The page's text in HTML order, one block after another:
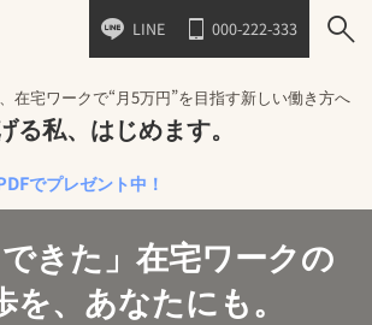
LINE 000-222-333
在宅ワークで“月5万円”を目指す新しい働き方へ
る私、はじめます。
ゼント中！
できた」在宅ワークの
を、あなたにも。